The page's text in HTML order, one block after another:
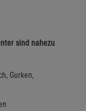
sind nahezu
Gurken,